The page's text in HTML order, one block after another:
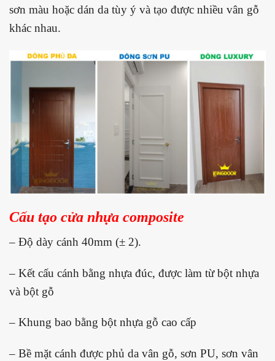
sơn màu hoặc dán da tùy ý và tạo được nhiều vân gỗ
khác nhau.
Cấu tạo cửa nhựa composite
– Độ dày cánh 40mm (± 2).
– Kết cấu cánh bằng nhựa đúc, được làm từ bột nhựa
và bột gỗ
– Khung bao bằng bột nhựa gỗ cao cấp
– Bề mặt cánh được phủ da vân gỗ, sơn PU, sơn vân